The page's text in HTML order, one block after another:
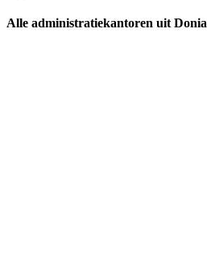
Alle administratiekantoren uit